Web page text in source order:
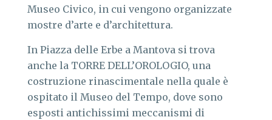
Museo Civico, in cui vengono organizzate
mostre d’arte e d’architettura.
In Piazza delle Erbe a Mantova si trova
anche la TORRE DELL’OROLOGIO, una
costruzione rinascimentale nella quale è
ospitato il Museo del Tempo, dove sono
esposti antichissimi meccanismi di